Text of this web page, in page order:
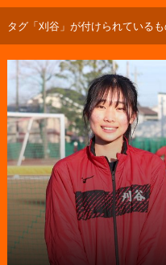
タグ「刈谷」が付けられている